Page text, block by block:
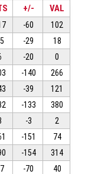
+/- VAL
-60
102
-29
18
-20
0
-140
266
-39
121
-133
380
-3
2
-151
74
-154
314
-70
40